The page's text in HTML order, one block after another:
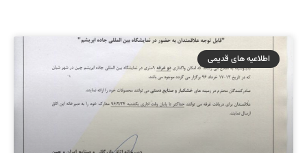
اطلاعیه های قدیمی